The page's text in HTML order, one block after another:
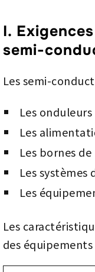
I.
semi-
Les semi-
Les
Les
Les bornes
Les
Les
Les
des équipements